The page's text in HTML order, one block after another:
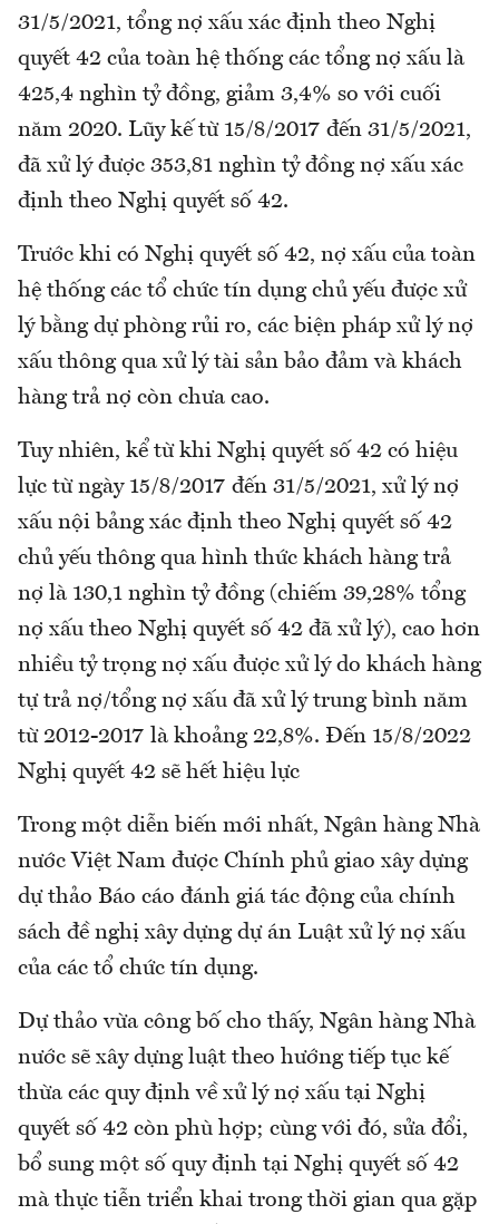
31/5/2021, tổng nợ xấu xác định theo Nghị
quyết 42 của toàn hệ thống các tổng nợ xấu là
425,4 nghìn tỷ đồng, giảm 3,4% so với cuối
năm 2020. Lũy kế từ 15/8/2017 đến 31/5/2021,
đã xử lý được 353,81 nghìn tỷ đồng nợ xấu xác
định theo Nghị quyết số 42.
Trước khi có Nghị quyết số 42, nợ xấu của toàn
hệ thống các tổ chức tín dụng chủ yếu được xử
lý bằng dự phòng rủi ro, các biện pháp xử lý nợ
xấu thông qua xử lý tài sản bảo đảm và khách
hàng trả nợ còn chưa cao.
Tuy nhiên, kể từ khi Nghị quyết số 42 có hiệu
lực từ ngày 15/8/2017 đến 31/5/2021, xử lý nợ
xấu nội bảng xác định theo Nghị quyết số 42
chủ yếu thông qua hình thức khách hàng trả
nợ là 130,1 nghìn tỷ đồng (chiếm 39,28% tổng
nợ xấu theo Nghị quyết số 42 đã xử lý), cao hơn
nhiều tỷ trọng nợ xấu được xử lý do khách hàng
tự trả nợ/tổng nợ xấu đã xử lý trung bình năm
từ 2012-2017 là khoảng 22,8%. Đến 15/8/2022
Nghị quyết 42 sẽ hết hiệu lực
Trong một diễn biến mới nhất, Ngân hàng Nhà
nước Việt Nam được Chính phủ giao xây dựng
dự thảo Báo cáo đánh giá tác động của chính
sách đề nghị xây dựng dự án Luật xử lý nợ xấu
của các tổ chức tín dụng.
Dự thảo vừa công bố cho thấy, Ngân hàng Nhà
nước sẽ xây dựng luật theo hướng tiếp tục kế
thừa các quy định về xử lý nợ xấu tại Nghị
quyết số 42 còn phù hợp; cùng với đó, sửa đổi,
bổ sung một số quy định tại Nghị quyết số 42
mà thực tiễn triển khai trong thời gian qua gặp